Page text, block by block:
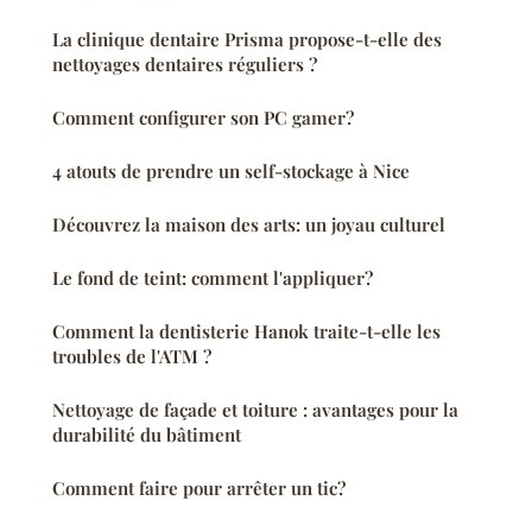
La clinique dentaire Prisma propose-t-elle des
nettoyages dentaires réguliers ?
Comment configurer son PC gamer?
4 atouts de prendre un self-stockage à Nice
Découvrez la maison des arts: un joyau culturel
Le fond de teint: comment l'appliquer?
Comment la dentisterie Hanok traite-t-elle les
troubles de l'ATM ?
Nettoyage de façade et toiture : avantages pour la
durabilité du bâtiment
Comment faire pour arrêter un tic?